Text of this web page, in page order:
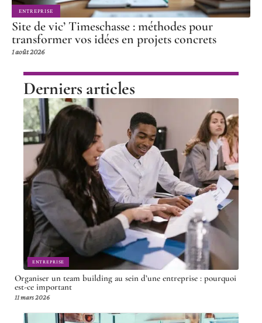
ENTREPRISE
Site de vic’ Timeschasse : méthodes pour
transformer vos idées en projets concrets
1 août 2026
Derniers articles
ENTREPRISE
Organiser un team building au sein d’une entreprise : pourquoi
est-ce important
11 mars 2026